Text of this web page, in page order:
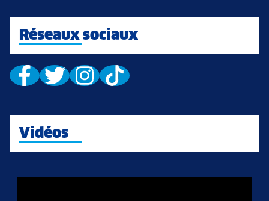
Réseaux sociaux
Vidéos